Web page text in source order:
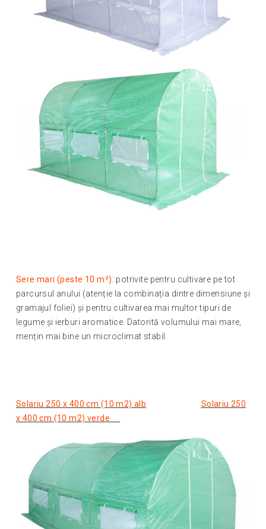
Sere mari (peste 10 m²): potrivite pentru cultivare pe tot
parcursul anului (atenție la combinația dintre dimensiune și
gramajul foliei) și pentru cultivarea mai multor tipuri de
legume și ierburi aromatice. Datorită volumului mai mare,
mențin mai bine un microclimat stabil.
Solariu 250 x 400 cm (10 m2) alb
Solariu 250
x 400 cm (10 m2) verde